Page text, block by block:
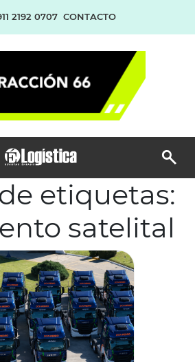
2192 0707 CONTACTO
etiquetas:
satelital